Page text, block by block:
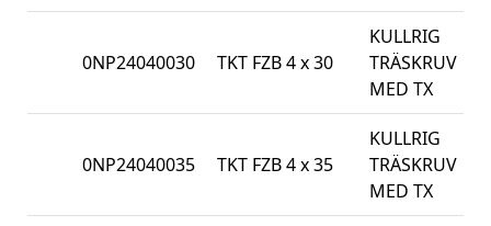
0NP24040030 TKT FZB 4 x 30
KULLRIG
TRÄSKRUV
MED TX
0NP24040035 TKT FZB 4 x 35
KULLRIG
TRÄSKRUV
MED TX